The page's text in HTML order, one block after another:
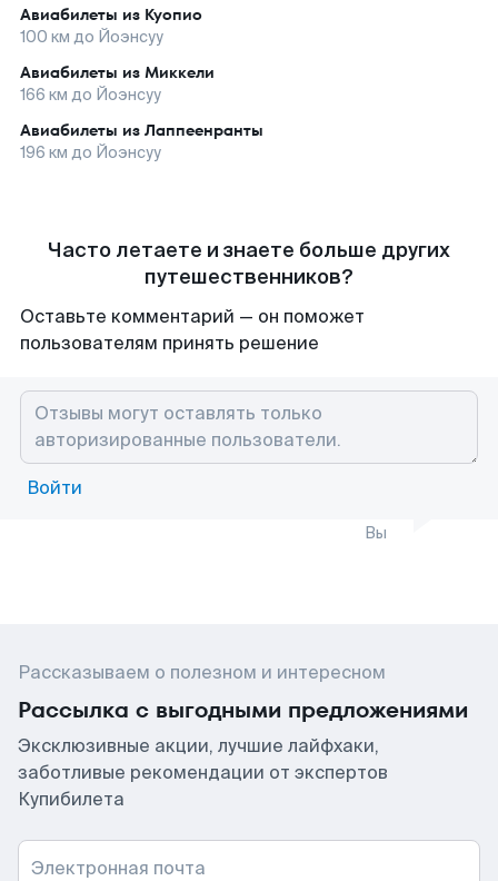
Авиабилеты из Куопио
100 км до Йоэнсуу
Авиабилеты из Миккели
166 км до Йоэнсуу
Авиабилеты из Лаппеенранты
196 км до Йоэнсуу
Часто летаете и знаете больше других
путешественников?
Оставьте комментарий — он поможет
пользователям принять решение
Войти
Вы
Рассказываем о полезном и интересном
Рассылка с выгодными предложениями
Эксклюзивные акции, лучшие лайфхаки,
заботливые рекомендации от экспертов
Купибилета
Электронная почта